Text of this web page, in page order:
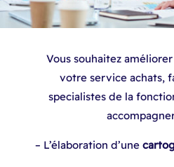
Vous souhaitez
votre service achats,
specialistes de la
– L’élaboration d’une